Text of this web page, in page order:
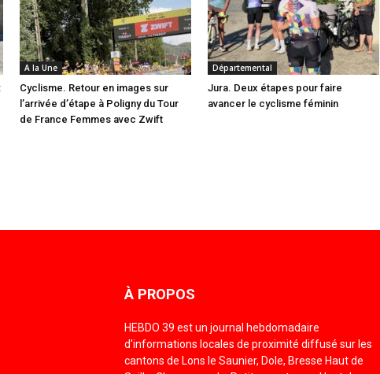
A la Une
Cyclisme. Retour en images sur
l’arrivée d’étape à Poligny du Tour
de France Femmes avec Zwift
Départemental
Jura. Deux étapes pour faire
avancer le cyclisme féminin